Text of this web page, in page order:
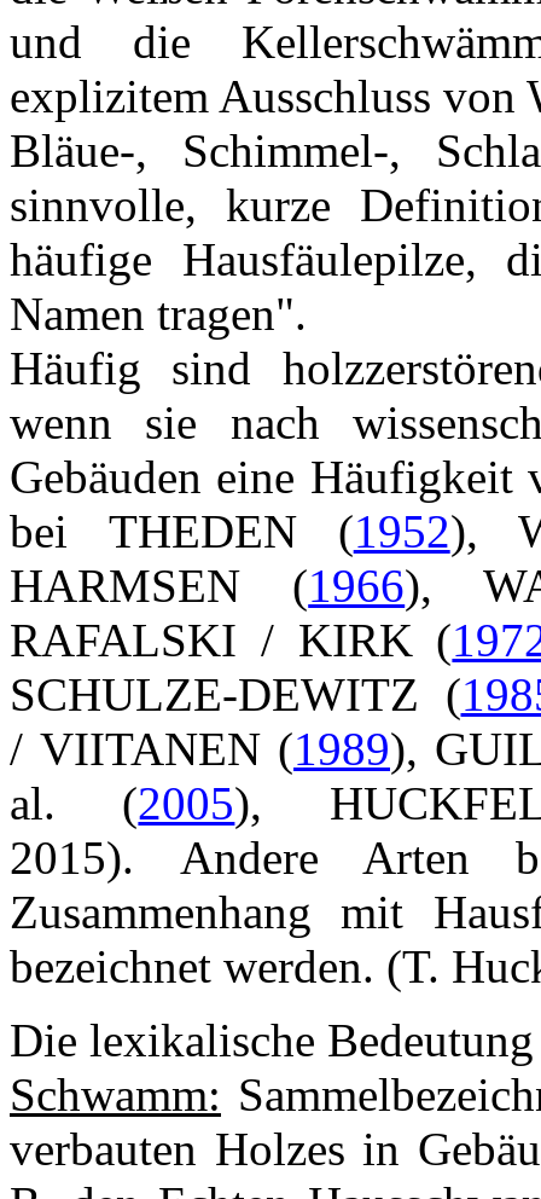
und die
explizitem Ausschluss von
Bläue-, Schimmel-,
sinnvolle, kurze
häufige Hausfäulepilze,
Namen tragen".
Häufig sind
wenn sie nach
Gebäuden eine
bei THEDEN (1952),
HARMSEN (1966),
RAFALSKI / KIRK (
SCHULZE-DEWITZ (
/ VIITANEN (1989),
al. (2005),
2015). Andere Arten
Zusammenhang mit
bezeichnet werden. (T.
Die lexikalische
Schwamm:
verbauten Holzes in